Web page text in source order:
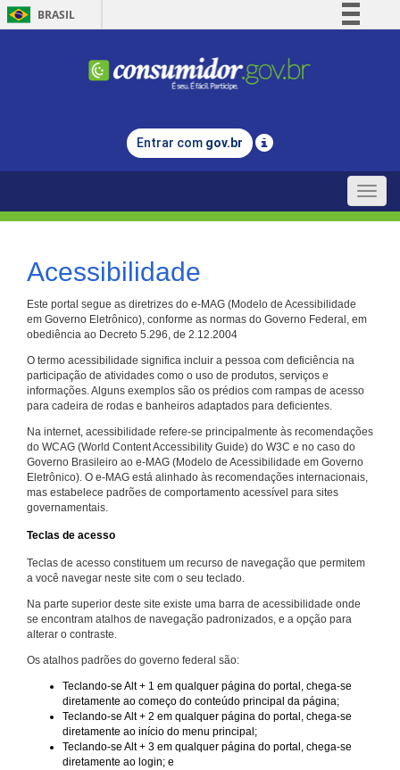
BRASIL
Comunica BR
Legislação
Entrar com gov.br
Toggle
Acessibilidade
Este portal segue as diretrizes do e-MAG (Modelo de Acessibilidade
em Governo Eletrônico), conforme as normas do Governo Federal, em
obediência ao Decreto 5.296, de 2.12.2004
O termo acessibilidade significa incluir a pessoa com deficiência na
participação de atividades como o uso de produtos, serviços e
informações. Alguns exemplos são os prédios com rampas de acesso
para cadeira de rodas e banheiros adaptados para deficientes.
Na internet, acessibilidade refere-se principalmente às recomendações
do WCAG (World Content Accessibility Guide) do W3C e no caso do
Governo Brasileiro ao e-MAG (Modelo de Acessibilidade em Governo
Eletrônico). O e-MAG está alinhado às recomendações internacionais,
mas estabelece padrões de comportamento acessível para sites
governamentais.
Teclas de acesso
Teclas de acesso constituem um recurso de navegação que permitem
a você navegar neste site com o seu teclado.
Na parte superior deste site existe uma barra de acessibilidade onde
se encontram atalhos de navegação padronizados, e a opção para
alterar o contraste.
Os atalhos padrões do governo federal são:
Teclando-se Alt + 1 em qualquer página do portal, chega-se
diretamente ao começo do conteúdo principal da página;
Teclando-se Alt + 2 em qualquer página do portal, chega-se
diretamente ao início do menu principal;
Teclando-se Alt + 3 em qualquer página do portal, chega-se
diretamente ao login; e